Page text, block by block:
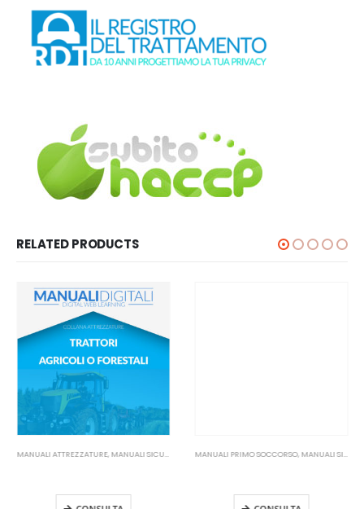
RELATED PRODUCTS
MANUALI ATTREZZATURE, MANUALI SICUREZZA SUL LAVORO MANUALI PRIMO SOCCORSO, MANUALI SICUREZZA SUL LAVORO